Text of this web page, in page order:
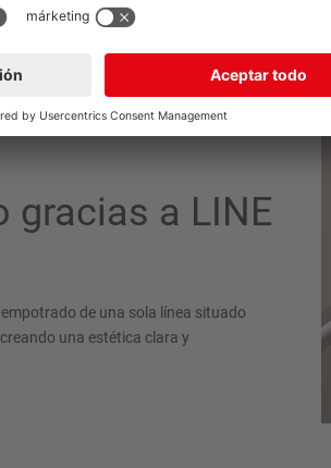
gracias a LINE
de una sola línea situado
una estética clara y